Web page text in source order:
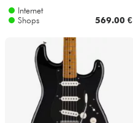
Internet
Shops
569.00 €